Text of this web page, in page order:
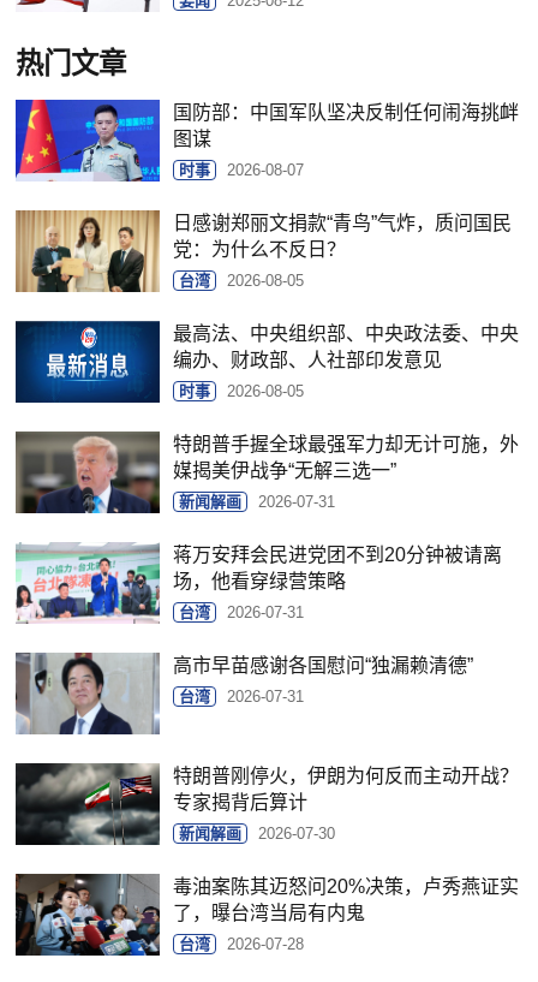
热门文章
国防部：中国军队坚决反制任何闹海挑衅
图谋
时事 2026-08-07
日感谢郑丽文捐款“青鸟”气炸，质问国民
党：为什么不反日？
台湾 2026-08-05
最高法、中央组织部、中央政法委、中央
编办、财政部、人社部印发意见
时事 2026-08-05
特朗普手握全球最强军力却无计可施，外
媒揭美伊战争“无解三选一”
新闻解画 2026-07-31
蒋万安拜会民进党团不到20分钟被请离
场，他看穿绿营策略
台湾 2026-07-31
高市早苗感谢各国慰问“独漏赖清德”
台湾 2026-07-31
特朗普刚停火，伊朗为何反而主动开战？
专家揭背后算计
新闻解画 2026-07-30
毒油案陈其迈怒问20%决策，卢秀燕证实
了，曝台湾当局有内鬼
台湾 2026-07-28